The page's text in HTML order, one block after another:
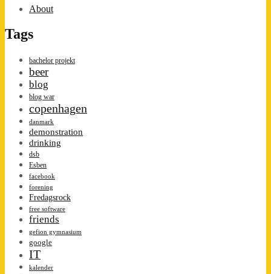
About
Tags
bachelor projekt
beer
blog
blog war
copenhagen
danmark
demonstration
drinking
dsb
Esben
facebook
forening
Fredagsrock
free software
friends
gefion gymnasium
google
IT
kalender